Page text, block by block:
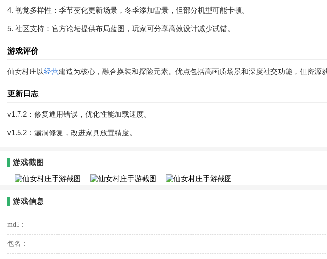
4. 视觉多样性：季节变化更新场景，冬季添加雪景，但部分机型可能卡顿。
5. 社区支持：官方论坛提供布局蓝图，玩家可分享高效设计减少试错。
游戏评价
仙女村庄以经营建造为核心，融合换装和探险元素。优点包括高画质场景和深度社交功能，但资
更新日志
v1.7.2：修复通用错误，优化性能加载速度。
v1.5.2：漏洞修复，改进家具放置精度。
游戏截图
游戏信息
md5：
包名：